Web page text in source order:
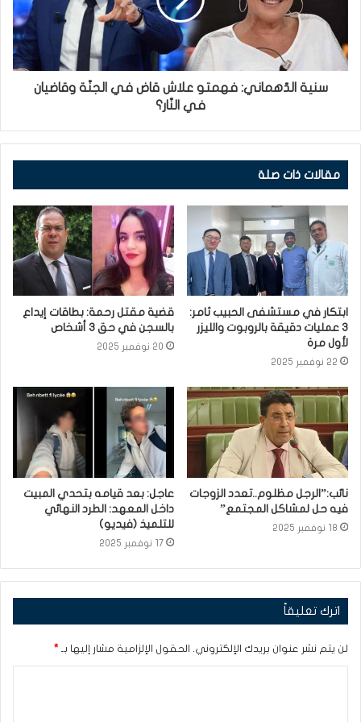
سنية الدّهماني: فهمتو علاش قاض في الجنّة وقاضيان
في النّار؟
مقالات ذات صلة
ابتكار في مستشفى الحبيب ثامر:
3 عمليات دقيقة بالروبوت والليزر
لأول مرة
22 نوفمبر 2025
قضية مقتل رحمة: بطاقات إيداع
بالسجن في حق 3 أشخاص
20 نوفمبر 2025
نائب:”الرجل مظلوم..تعدد الزوجات
فيه حل لمشاكل المجتمع”
18 نوفمبر 2025
عاجل: بعد قيامه بتحدي المبيت
داخل المعهد: الطرد النهائي
للتلميذ (فيديو)
17 نوفمبر 2025
اترك تعليقاً
لن يتم نشر عنوان بريدك الإلكتروني. الحقول الإلزامية مشار إليها بـ *